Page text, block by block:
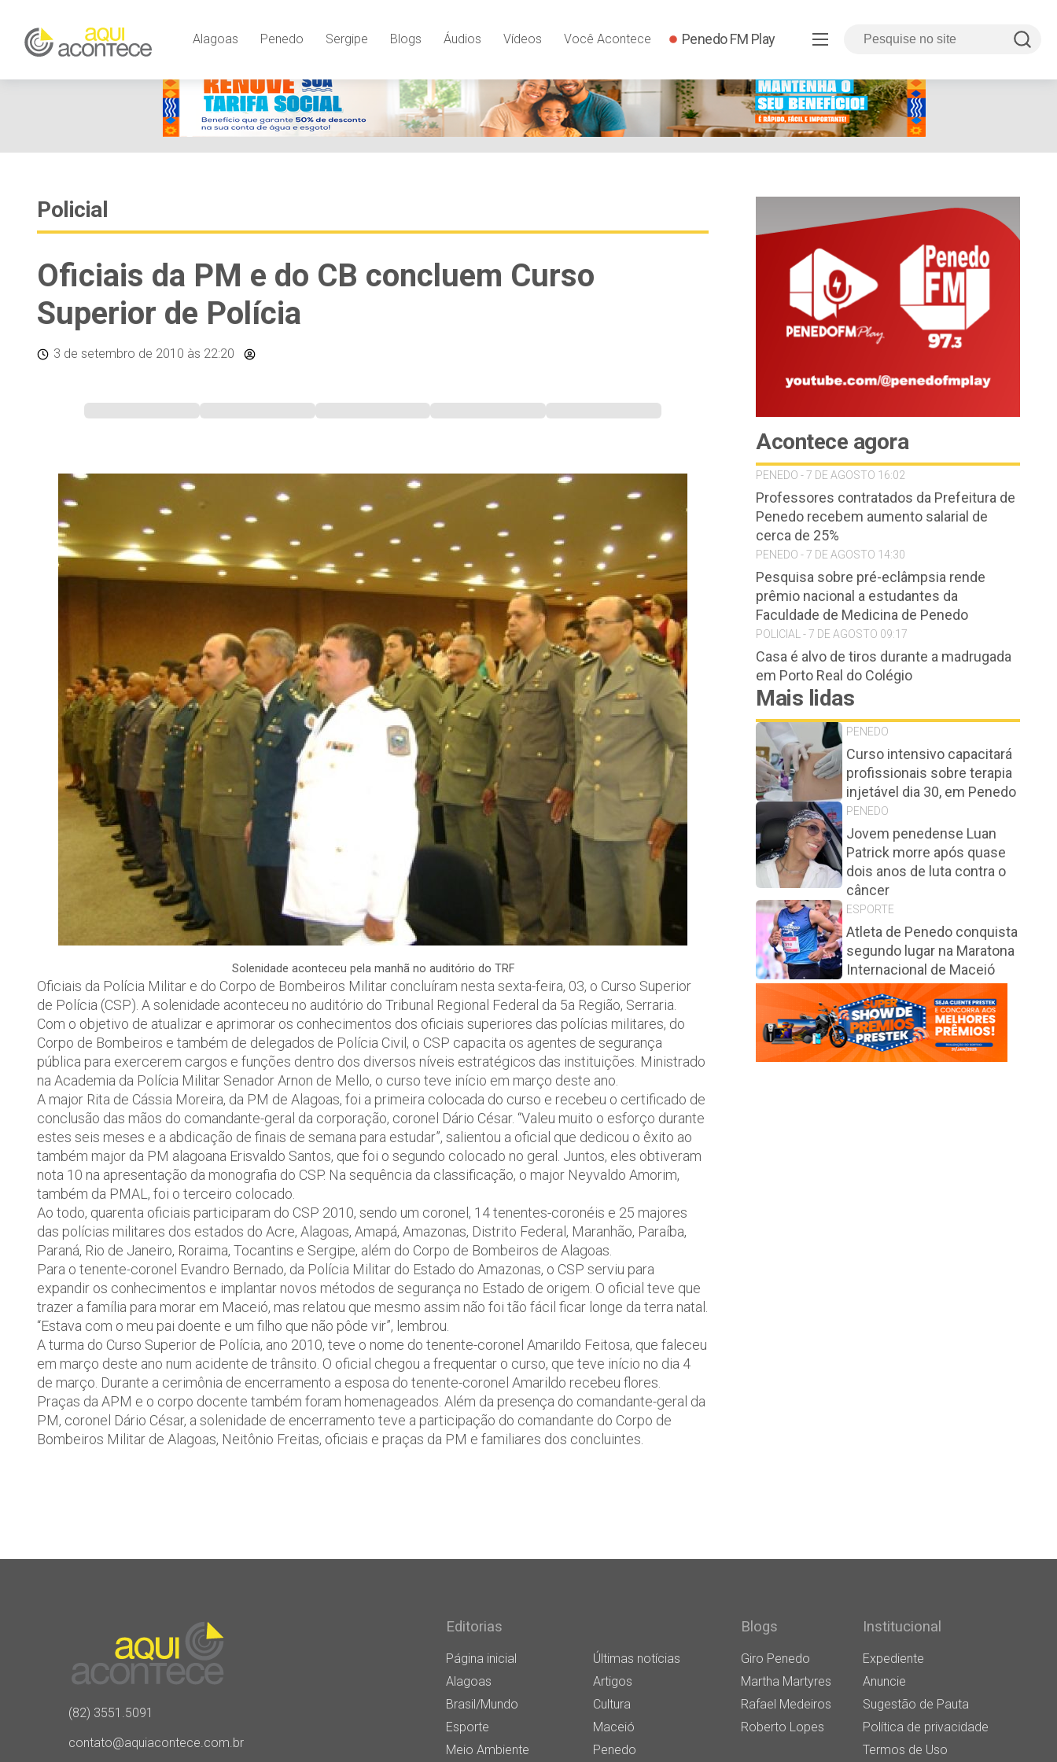
Alagoas Penedo Sergipe Blogs Áudios Vídeos Você Acontece Penedo FM Play
Policial
Oficiais da PM e do CB concluem Curso
Superior de Polícia
3 de setembro de 2010 às 22:20
Solenidade aconteceu pela manhã no auditório do TRF
Oficiais da Polícia Militar e do Corpo de Bombeiros Militar concluíram nesta sexta-feira, 03, o Curso Superior
de Polícia (CSP). A solenidade aconteceu no auditório do Tribunal Regional Federal da 5a Região, Serraria.
Com o objetivo de atualizar e aprimorar os conhecimentos dos oficiais superiores das polícias militares, do
Corpo de Bombeiros e também de delegados de Polícia Civil, o CSP capacita os agentes de segurança
pública para exercerem cargos e funções dentro dos diversos níveis estratégicos das instituições. Ministrado
na Academia da Polícia Militar Senador Arnon de Mello, o curso teve início em março deste ano.
A major Rita de Cássia Moreira, da PM de Alagoas, foi a primeira colocada do curso e recebeu o certificado de
conclusão das mãos do comandante-geral da corporação, coronel Dário César. “Valeu muito o esforço durante
estes seis meses e a abdicação de finais de semana para estudar”, salientou a oficial que dedicou o êxito ao
também major da PM alagoana Erisvaldo Santos, que foi o segundo colocado no geral. Juntos, eles obtiveram
nota 10 na apresentação da monografia do CSP. Na sequência da classificação, o major Neyvaldo Amorim,
também da PMAL, foi o terceiro colocado.
Ao todo, quarenta oficiais participaram do CSP 2010, sendo um coronel, 14 tenentes-coronéis e 25 majores
das polícias militares dos estados do Acre, Alagoas, Amapá, Amazonas, Distrito Federal, Maranhão, Paraíba,
Paraná, Rio de Janeiro, Roraima, Tocantins e Sergipe, além do Corpo de Bombeiros de Alagoas.
Para o tenente-coronel Evandro Bernado, da Polícia Militar do Estado do Amazonas, o CSP serviu para
expandir os conhecimentos e implantar novos métodos de segurança no Estado de origem. O oficial teve que
trazer a família para morar em Maceió, mas relatou que mesmo assim não foi tão fácil ficar longe da terra natal.
“Estava com o meu pai doente e um filho que não pôde vir”, lembrou.
A turma do Curso Superior de Polícia, ano 2010, teve o nome do tenente-coronel Amarildo Feitosa, que faleceu
em março deste ano num acidente de trânsito. O oficial chegou a frequentar o curso, que teve início no dia 4
de março. Durante a cerimônia de encerramento a esposa do tenente-coronel Amarildo recebeu flores.
Praças da APM e o corpo docente também foram homenageados. Além da presença do comandante-geral da
PM, coronel Dário César, a solenidade de encerramento teve a participação do comandante do Corpo de
Bombeiros Militar de Alagoas, Neitônio Freitas, oficiais e praças da PM e familiares dos concluintes.
Acontece agora
PENEDO - 7 DE AGOSTO 16:02
Professores contratados da Prefeitura de
Penedo recebem aumento salarial de
cerca de 25%
PENEDO - 7 DE AGOSTO 14:30
Pesquisa sobre pré-eclâmpsia rende
prêmio nacional a estudantes da
Faculdade de Medicina de Penedo
POLICIAL - 7 DE AGOSTO 09:17
Casa é alvo de tiros durante a madrugada
em Porto Real do Colégio
Mais lidas
PENEDO
Curso intensivo capacitará
profissionais sobre terapia
injetável dia 30, em Penedo
PENEDO
Jovem penedense Luan
Patrick morre após quase
dois anos de luta contra o
câncer
ESPORTE
Atleta de Penedo conquista
segundo lugar na Maratona
Internacional de Maceió
(82) 3551.5091
contato@aquiacontece.com.br
Editorias
Página inicial
Últimas notícias
Alagoas
Artigos
Brasil/Mundo
Cultura
Esporte
Maceió
Meio Ambiente
Penedo
Blogs
Giro Penedo
Martha Martyres
Rafael Medeiros
Roberto Lopes
Institucional
Expediente
Anuncie
Sugestão de Pauta
Política de privacidade
Termos de Uso